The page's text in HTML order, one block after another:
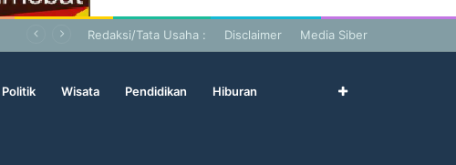
Redaksi/Tata Usaha : Disclaimer Media Siber
Politik Wisata Pendidikan Hiburan